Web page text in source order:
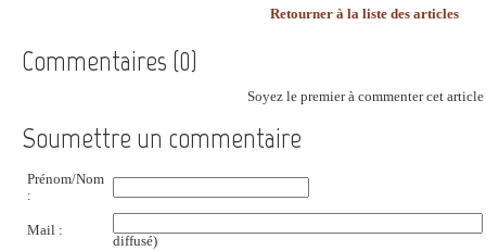
Retourner à la liste des articles
Commentaires (0)
Soyez le premier à commenter cet article
Soumettre un commentaire
Prénom/Nom
:
Mail :
diffusé)